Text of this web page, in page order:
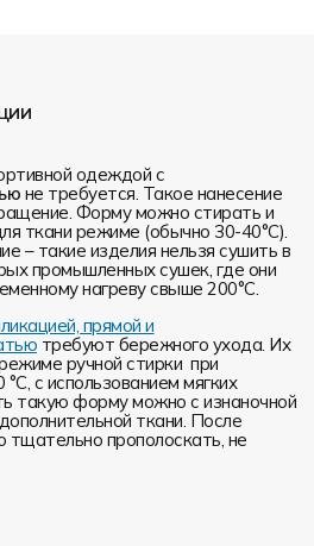
одеждой с
не требуется. Такое нанесение
Форму можно стирать и
ткани режиме (обычно 30-40°С).
– такие изделия нельзя сушить в
промышленных сушек, где они
нагреву свыше 200°С.
прямой и
требуют бережного ухода. Их
ручной стирки при
с использованием мягких
такую форму можно с изнаночной
ткани. После
прополоскать, не